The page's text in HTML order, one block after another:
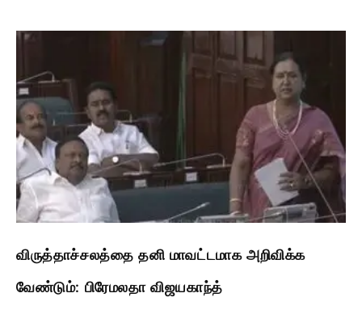
விருத்தாச்சலத்தை தனி மாவட்டமாக அறிவிக்க
வேண்டும்: பிரேமலதா விஜயகாந்த்